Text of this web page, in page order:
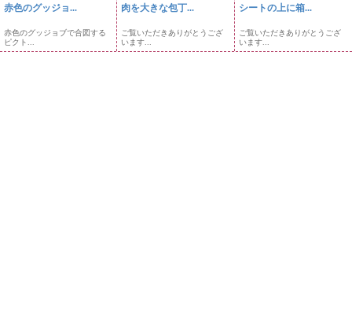
赤色のグッジョ...
赤色のグッジョブで合図する
ピクト...
肉を大きな包丁...
ご覧いただきありがとうござ
います...
シートの上に箱...
ご覧いただきありがとうござ
います...